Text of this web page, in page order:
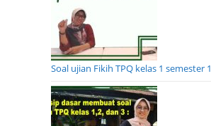
Soal ujian Fikih TPQ kelas 1 semester 1